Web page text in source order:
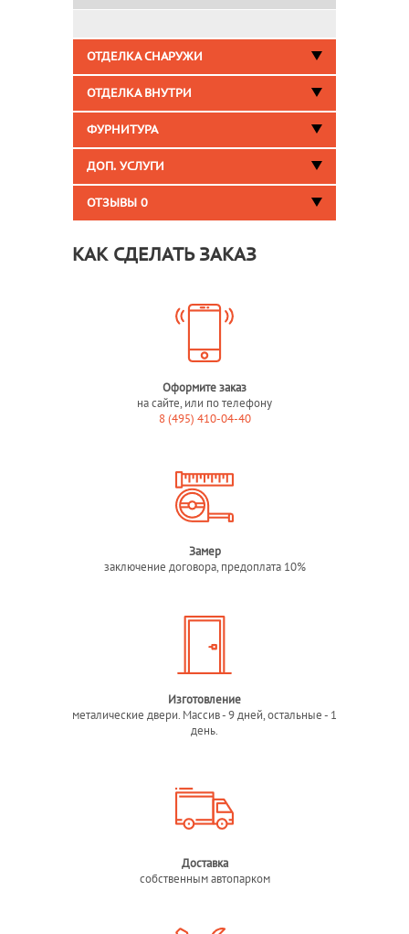
ОТДЕЛКА СНАРУЖИ
ОТДЕЛКА ВНУТРИ
ФУРНИТУРА
ДОП. УСЛУГИ
ОТЗЫВЫ 0
КАК СДЕЛАТЬ ЗАКАЗ
Оформите заказ
на сайте, или по телефону
8 (495) 410-04-40
Замер
заключение договора, предоплата 10%
Изготовление
металические двери. Массив - 9 дней, остальные - 1
день.
Доставка
собственным автопарком